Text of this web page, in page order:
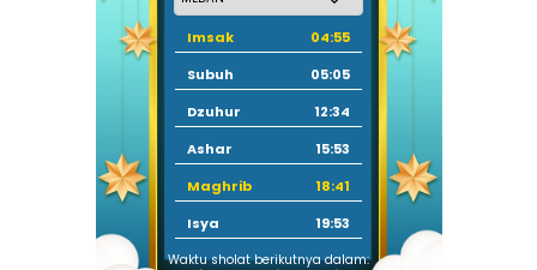
Imsak
04:55
Subuh
05:05
Dzuhur
12:34
Ashar
15:53
Maghrib
18:41
Isya
19:53
Waktu sholat berikutnya dalam: